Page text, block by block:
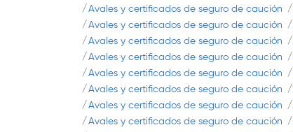
Avales y certificados de seguro de caución
Avales y certificados de seguro de caución
Avales y certificados de seguro de caución
Avales y certificados de seguro de caución
Avales y certificados de seguro de caución
Avales y certificados de seguro de caución
Avales y certificados de seguro de caución
Avales y certificados de seguro de caución